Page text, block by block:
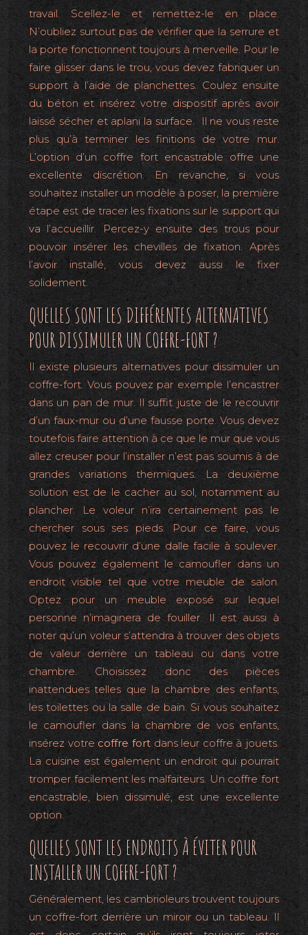
travail. Scellez-le et remettez-le en place.
N’oubliez surtout pas de vérifier que la serrure et
la porte fonctionnent toujours à merveille. Pour le
faire glisser dans le trou, vous devez fabriquer un
support à l’aide de planchettes. Coulez ensuite
du béton et insérez votre dispositif après avoir
laissé sécher et aplani la surface. Il ne vous reste
plus qu’à terminer les finitions de votre mur.
L’option d’un coffre fort encastrable offre une
excellente discrétion. En revanche, si vous
souhaitez installer un modèle à poser, la première
étape est de tracer les fixations sur le support qui
va l’accueillir. Percez-y ensuite des trous pour
pouvoir insérer les chevilles de fixation. Après
l’avoir installé, vous devez aussi le fixer
solidement.
QUELLES SONT LES DIFFÉRENTES ALTERNATIVES
POUR DISSIMULER UN COFFRE-FORT ?
Il existe plusieurs alternatives pour dissimuler un
coffre-fort. Vous pouvez par exemple l’encastrer
dans un pan de mur. Il suffit juste de le recouvrir
d’un faux-mur ou d’une fausse porte. Vous devez
toutefois faire attention à ce que le mur que vous
allez creuser pour l’installer n’est pas soumis à de
grandes variations thermiques. La deuxième
solution est de le cacher au sol, notamment au
plancher. Le voleur n’ira certainement pas le
chercher sous ses pieds. Pour ce faire, vous
pouvez le recouvrir d’une dalle facile à soulever.
Vous pouvez également le camoufler dans un
endroit visible tel que votre meuble de salon.
Optez pour un meuble exposé sur lequel
personne n’imaginera de fouiller. Il est aussi à
noter qu’un voleur s’attendra à trouver des objets
de valeur derrière un tableau ou dans votre
chambre. Choisissez donc des pièces
inattendues telles que la chambre des enfants,
les toilettes ou la salle de bain. Si vous souhaitez
le camoufler dans la chambre de vos enfants,
insérez votrecoffre fortdans leur coffre à jouets.
La cuisine est également un endroit qui pourrait
tromper facilement les malfaiteurs. Un coffre fort
encastrable, bien dissimulé, est une excellente
option.
QUELLES SONT LES ENDROITS À ÉVITER POUR
INSTALLER UN COFFRE-FORT ?
Généralement, les cambrioleurs trouvent toujours
un coffre-fort derrière un miroir ou un tableau. Il